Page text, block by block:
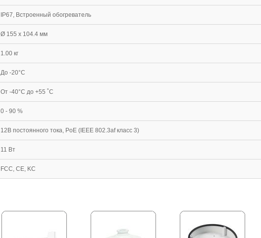
IP67, Встроенный обогреватель
Ø 155 x 104.4 мм
1.00 кг
До -20°С
От -40°С до +55 ˚С
0 - 90 %
12В постоянного тока, PoE (IEEE 802.3af класс 3)
11 Вт
FCC, CE, KC